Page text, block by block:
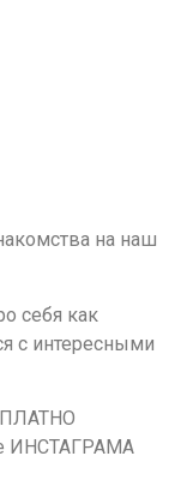
на наш
себя как
с интересными
ИНСТАГРАМА